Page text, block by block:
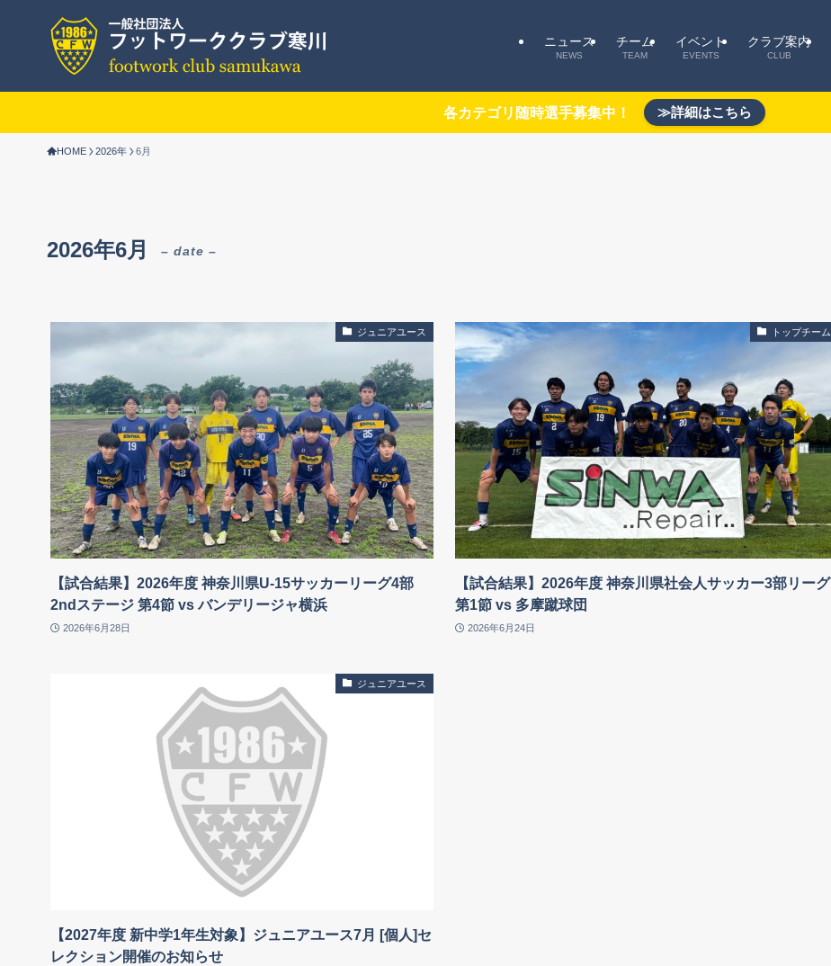
ニュース
NEWS
チーム
TEAM
イベント
EVENTS
クラブ案内
CLUB
各カテゴリ随時選手募集中！ ≫詳細はこちら
HOME 2026年 6月
2026年6月 – date –
ジュニアユース
【試合結果】2026年度 神奈川県U-15サッカーリーグ4部
2ndステージ 第4節 vs バンデリージャ横浜
2026年6月28日
トップチーム
【試合結果】2026年度 神奈川県社会人サッカー3部リーグ
第1節 vs 多摩蹴球団
2026年6月24日
ジュニアユース
【2027年度 新中学1年生対象】ジュニアユース7月 [個人]セ
レクション開催のお知らせ